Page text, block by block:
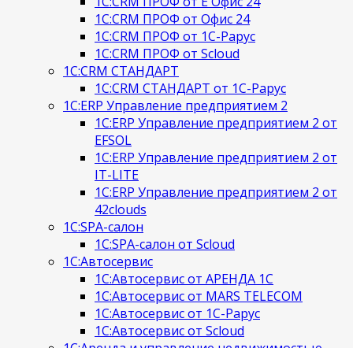
1С:CRM ПРОФ от Офис 24
1С:CRM ПРОФ от 1С-Рарус
1С:CRM ПРОФ от Scloud
1С:CRM СТАНДАРТ
1С:CRM СТАНДАРТ от 1С-Рарус
1С:ERP Управление предприятием 2
1С:ERP Управление предприятием 2 от
EFSOL
1С:ERP Управление предприятием 2 от
IT-LITE
1С:ERP Управление предприятием 2 от
42clouds
1С:SPA-салон
1С:SPA-салон от Scloud
1С:Автосервис
1С:Автосервис от АРЕНДА 1С
1С:Автосервис от MARS TELECOM
1С:Автосервис от 1С-Рарус
1С:Автосервис от Scloud